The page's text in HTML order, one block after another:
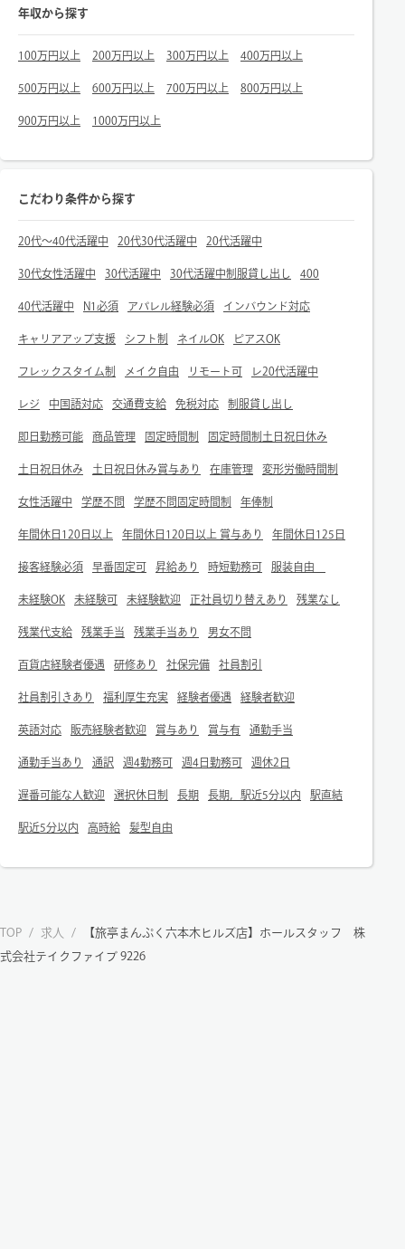
年収から探す
100万円以上 200万円以上 300万円以上 400万円以上
500万円以上 600万円以上 700万円以上 800万円以上
900万円以上 1000万円以上
こだわり条件から探す
20代～40代活躍中 20代30代活躍中 20代活躍中
30代女性活躍中 30代活躍中 30代活躍中制服貸し出し 400
40代活躍中 N1必須 アパレル経験必須 インバウンド対応
キャリアアップ支援 シフト制 ネイルOK ピアスOK
フレックスタイム制 メイク自由 リモート可 レ20代活躍中
レジ 中国語対応 交通費支給 免税対応 制服貸し出し
即日勤務可能 商品管理 固定時間制 固定時間制土日祝日休み
土日祝日休み 土日祝日休み賞与あり 在庫管理 変形労働時間制
女性活躍中 学歴不問 学歴不問固定時間制 年俸制
年間休日120日以上 年間休日120日以上 賞与あり 年間休日125日
接客経験必須 早番固定可 昇給あり 時短勤務可 服装自由
未経験OK 未経験可 未経験歓迎 正社員切り替えあり 残業なし
残業代支給 残業手当 残業手当あり 男女不問
百貨店経験者優遇 研修あり 社保完備 社員割引
社員割引きあり 福利厚生充実 経験者優遇 経験者歓迎
英語対応 販売経験者歓迎 賞与あり 賞与有 通勤手当
通勤手当あり 通訳 週4勤務可 週4日勤務可 週休2日
遅番可能な人歓迎 選択休日制 長期 長期，駅近5分以内 駅直結
駅近5分以内 高時給 髪型自由
TOP / 求人 /
【旅亭まんぷく六本木ヒルズ店】ホールスタッフ 株
式会社テイクファイブ 9226